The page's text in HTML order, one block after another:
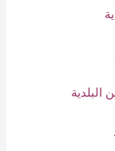
البلدية